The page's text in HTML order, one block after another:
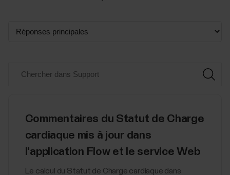
Commentaires du Statut de Charge
cardiaque mis à jour dans
l'application Flow et le service Web
Le calcul du Statut de Charge cardiaque dans